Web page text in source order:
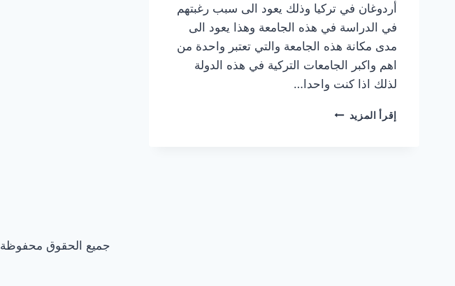
أردوغان في تركيا وذلك يعود الى سبب رغبتهم
في الدراسة في هذه الجامعة وهذا يعود الى
مدى مكانة هذه الجامعة والتي تعتبر واحدة من
اهم واكبر الجامعات التركية في هذه الدولة
لذلك اذا كنت واحدا…
إقرأ المزيد جامعة
جميع الحقوق محفوظة 2022 @